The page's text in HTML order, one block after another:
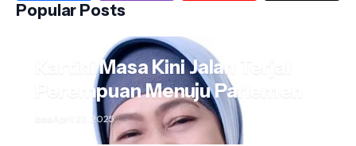
Popular Posts
Kartini Masa Kini Jalan Terjal
Perempuan Menuju Parlemen
April 22, 2025